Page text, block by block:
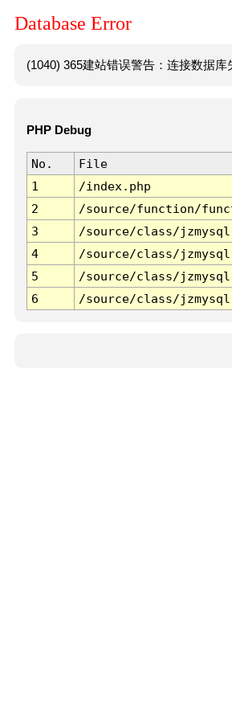
Database Error
(1040) 365建站错误警告：连接数据
PHP Debug
No. File
1
/index.php
2
/source/function/
3
/source/class/
4
/source/class/
5
/source/class/
6
/source/class/